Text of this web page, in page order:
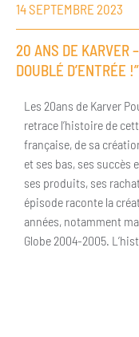
14 SEPTEMBRE 2023
20 ANS DE KARVER
DOUBLÉ D’ENTRÉE !”
Les 20ans de Karver
retrace l’histoire de
française, de sa
et ses bas, ses succès
ses produits, ses
épisode raconte la
années, notamment
Globe 2004-2005.